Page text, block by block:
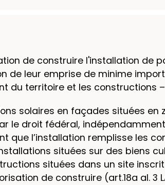
de construire l'installation de
de leur emprise de minime
du territoire et les constructions –
solaires en façades situées en
le droit fédéral,
l’installation remplisse les
situées sur des biens
situées dans un site inscrit
de construire (art.18a al. 3